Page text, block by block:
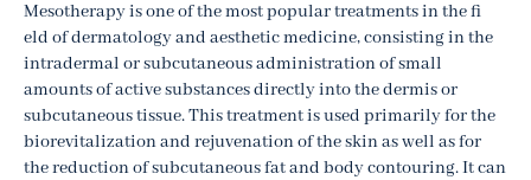
Mesotherapy is one of the most popular treatments in the fi
eld of dermatology and aesthetic medicine, consisting in the
intradermal or subcutaneous administration of small
amounts of active substances directly into the dermis or
subcutaneous tissue. This treatment is used primarily for the
biorevitalization and rejuvenation of the skin as well as for
the reduction of subcutaneous fat and body contouring. It can